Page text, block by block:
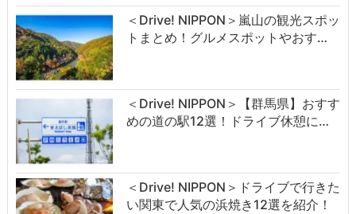
＜Drive! NIPPON＞嵐山の観光スポッ
トまとめ！グルメスポットやおす…
＜Drive! NIPPON＞【群馬県】おすす
めの道の駅12選！ドライブ休憩に…
＜Drive! NIPPON＞ドライブで行きた
い関東で人気の浜焼き12選を紹介！